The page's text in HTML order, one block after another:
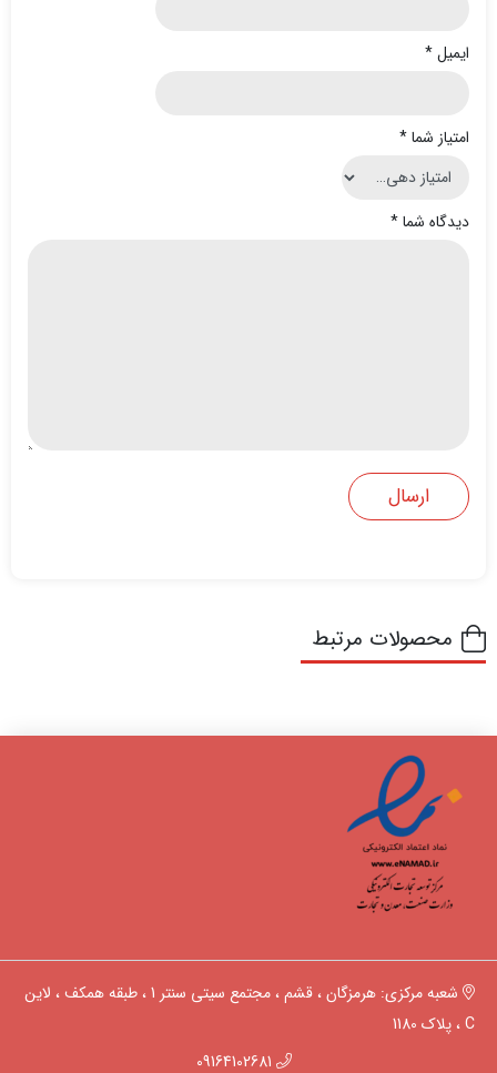
ایمیل*
امتیاز شما*
دیدگاه شما*
محصولات مرتبط
شعبه مرکزی: هرمزگان ، قشم ، مجتمع سیتی سنتر 1 ، طبقه همکف ، لاین
C ، پلاک 1180
09164102681